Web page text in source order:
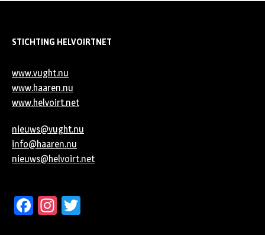
STICHTING HELVOIRTNET
www.vught.nu
www.haaren.nu
www.helvoirt.net
nieuws@vught.nu
info@haaren.nu
nieuws@helvoirt.net
Facebook
Instagram